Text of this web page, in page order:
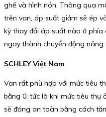
ghế và hình nón. Thông qua
trên van, áp suất giảm sẽ ép
kỳ thay đổi áp suất nào ở phía
ngay thành chuyển động nâng
SCHLEY Việt Nam
Van rất phù hợp với mức tiêu
bằng 0, tức là khi mức tiêu thụ
sẽ đóng an toàn bằng cách